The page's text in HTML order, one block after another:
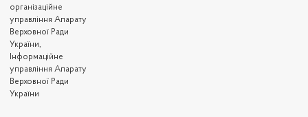
організаційне
управління Апарату
Верховної Ради
України,
Інформаційне
управління Апарату
Верховної Ради
України